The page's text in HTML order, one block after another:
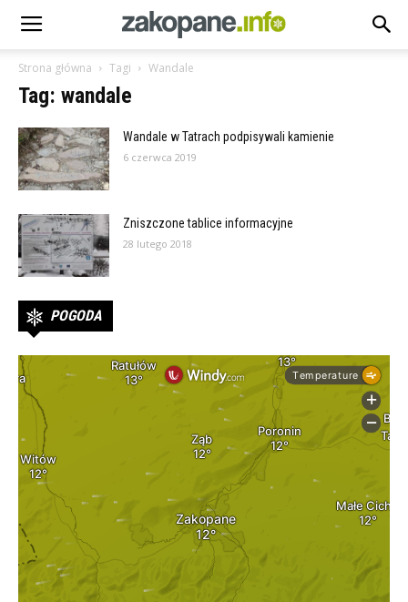
Strona główna Tagi Wandale
Tag: wandale
Wandale w Tatrach podpisywali kamienie
6 czerwca 2019
Zniszczone tablice informacyjne
28 lutego 2018
POGODA